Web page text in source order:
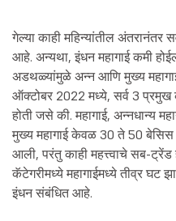
गेल्या काही महिन्यांतील अंतरानंतर
आहे. अन्यथा, इंधन महागाई कमी
अडथळ्यांमुळे अन्न आणि मुख्य
ऑक्टोबर 2022 मध्ये, सर्व 3 प्रमुख
होती जसे की. महागाई, अन्नधान्य
मुख्य महागाई केवळ 30 ते 50 बेसिस
आली, परंतु काही महत्त्वाचे सब-ट्रेंड
कॅटेगरीमध्ये महागाईमध्ये तीव्र घट
इंधन संबंधित आहे.